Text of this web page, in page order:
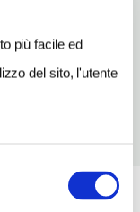
più facile ed
del sito, l'utente